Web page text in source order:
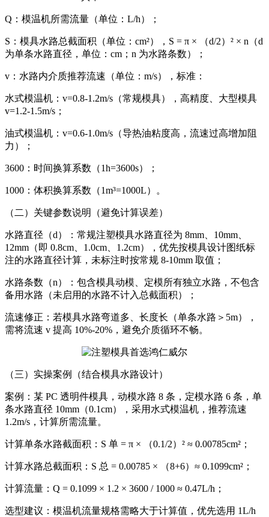
Q：模温机所需流量（单位：L/h）；
S：模具水路总截面积（单位：cm²），S = π × （d/2）² × n（d
为单条水路直径，单位：cm；n 为水路条数）；
v：水路内介质推荐流速（单位：m/s），标准：
水式模温机：v=0.8-1.2m/s（常规模具），高精度、大型模具
v=1.2-1.5m/s；
油式模温机：v=0.6-1.0m/s（导热油粘度高，流速过高增加阻
力）；
3600：时间换算系数（1h=3600s）；
1000：体积换算系数（1m³=1000L）。
（二）关键参数说明（避免计算误差）
水路直径（d）：常规注塑模具水路直径为 8mm、10mm、
12mm（即 0.8cm、1.0cm、1.2cm），优先按模具设计图纸标
注的水路直径计算，未标注时按常规 8-10mm 取值；
水路条数（n）：包含模具动模、定模所有独立水路，不包含
备用水路（未启用的水路不计入总截面积）；
流速修正：若模具水路弯道多、长度长（单条水路＞5m），
需将流速 v 提高 10%-20%，避免介质循环不畅。
（三）实操案例（结合模具水路设计）
案例：某 PC 透明件模具，动模水路 8 条，定模水路 6 条，单
条水路直径 10mm（0.1cm），采用水式模温机，推荐流速
1.2m/s，计算所需流量。
计算单条水路截面积：S 单 = π × （0.1/2）² ≈ 0.00785cm²；
计算水路总截面积：S 总 = 0.00785 × （8+6）≈ 0.1099cm²；
计算流量：Q = 0.1099 × 1.2 × 3600 / 1000 ≈ 0.47L/h；
选型建议：模温机流量规格需略大于计算值，优先选用 1L/h